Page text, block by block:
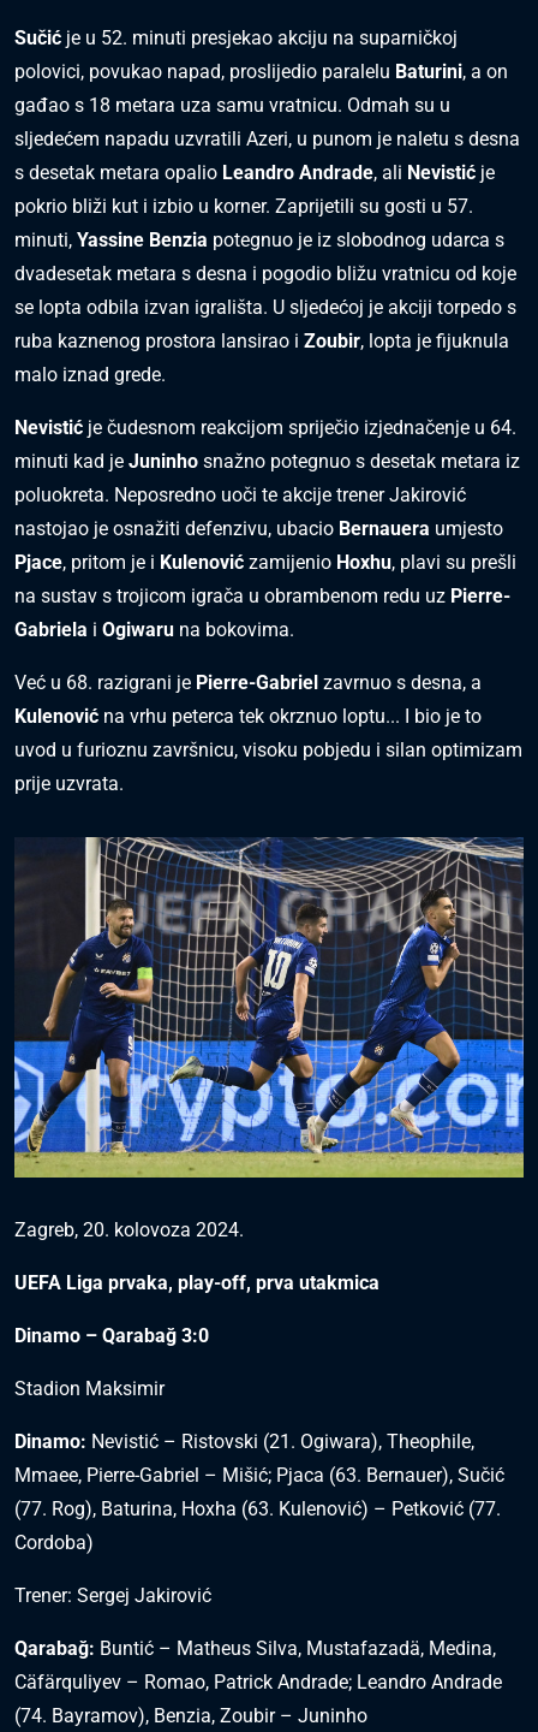
Sučić je u 52. minuti presjekao akciju na suparničkoj
polovici, povukao napad, proslijedio paralelu Baturini, a on
gađao s 18 metara uza samu vratnicu. Odmah su u
sljedećem napadu uzvratili Azeri, u punom je naletu s desna
s desetak metara opalio Leandro Andrade, ali Nevistić je
pokrio bliži kut i izbio u korner. Zaprijetili su gosti u 57.
minuti, Yassine Benzia potegnuo je iz slobodnog udarca s
dvadesetak metara s desna i pogodio bližu vratnicu od koje
se lopta odbila izvan igrališta. U sljedećoj je akciji torpedo s
ruba kaznenog prostora lansirao i Zoubir, lopta je fijuknula
malo iznad grede.
Nevistić je čudesnom reakcijom spriječio izjednačenje u 64.
minuti kad je Juninho snažno potegnuo s desetak metara iz
poluokreta. Neposredno uoči te akcije trener Jakirović
nastojao je osnažiti defenzivu, ubacio Bernauera umjesto
Pjace, pritom je i Kulenović zamijenio Hoxhu, plavi su prešli
na sustav s trojicom igrača u obrambenom redu uz Pierre-
Gabriela i Ogiwaru na bokovima.
Već u 68. razigrani je Pierre-Gabriel zavrnuo s desna, a
Kulenović na vrhu peterca tek okrznuo loptu... I bio je to
uvod u furioznu završnicu, visoku pobjedu i silan optimizam
prije uzvrata.
Zagreb, 20. kolovoza 2024.
UEFA Liga prvaka, play-off, prva utakmica
Dinamo – Qarabağ 3:0
Stadion Maksimir
Dinamo: Nevistić – Ristovski (21. Ogiwara), Theophile,
Mmaee, Pierre-Gabriel – Mišić; Pjaca (63. Bernauer), Sučić
(77. Rog), Baturina, Hoxha (63. Kulenović) – Petković (77.
Cordoba)
Trener: Sergej Jakirović
Qarabağ: Buntić – Matheus Silva, Mustafazadä, Medina,
Cäfärquliyev – Romao, Patrick Andrade; Leandro Andrade
(74. Bayramov), Benzia, Zoubir – Juninho